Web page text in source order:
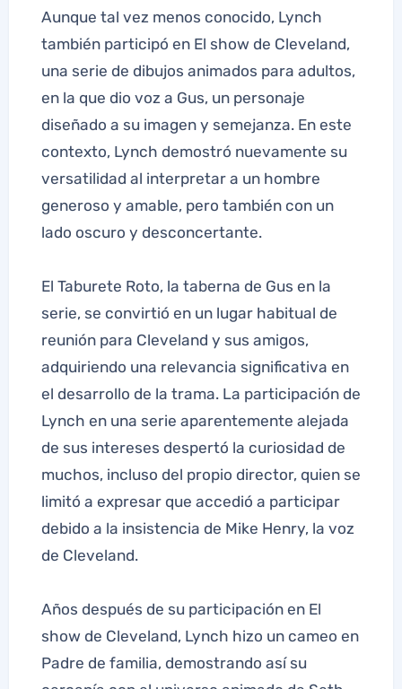
Aunque tal vez menos conocido, Lynch
también participó en El show de Cleveland,
una serie de dibujos animados para adultos,
en la que dio voz a Gus, un personaje
diseñado a su imagen y semejanza. En este
contexto, Lynch demostró nuevamente su
versatilidad al interpretar a un hombre
generoso y amable, pero también con un
lado oscuro y desconcertante.
El Taburete Roto, la taberna de Gus en la
serie, se convirtió en un lugar habitual de
reunión para Cleveland y sus amigos,
adquiriendo una relevancia significativa en
el desarrollo de la trama. La participación de
Lynch en una serie aparentemente alejada
de sus intereses despertó la curiosidad de
muchos, incluso del propio director, quien se
limitó a expresar que accedió a participar
debido a la insistencia de Mike Henry, la voz
de Cleveland.
Años después de su participación en El
show de Cleveland, Lynch hizo un cameo en
Padre de familia, demostrando así su